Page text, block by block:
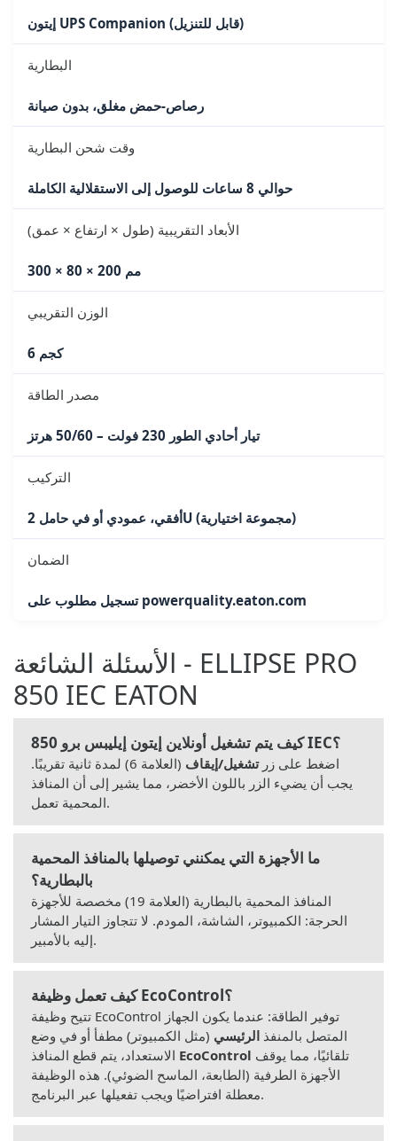
إيتون UPS Companion (قابل للتنزيل)
البطارية
رصاص-حمض مغلق، بدون صيانة
وقت شحن البطارية
حوالي 8 ساعات للوصول إلى الاستقلالية الكاملة
الأبعاد التقريبية (طول × ارتفاع × عمق)
300 × 80 × 200 مم
الوزن التقريبي
6 كجم
مصدر الطاقة
تيار أحادي الطور 230 فولت – 50/60 هرتز
التركيب
أفقي، عمودي أو في حامل 2U (مجموعة اختيارية)
الضمان
تسجيل مطلوب على powerquality.eaton.com
الأسئلة الشائعة - ELLIPSE PRO
850 IEC EATON
كيف يتم تشغيل أونلاين إيتون إيليبس برو 850 IEC؟
اضغط على زرتشغيل/إيقاف
(العلامة 6) لمدة ثانية تقريبًا.
يجب أن يضيء الزر باللون الأخضر، مما يشير إلى أن المنافذ
المحمية تعمل.
ما الأجهزة التي يمكنني توصيلها بالمنافذ المحمية
بالبطارية؟
المنافذ المحمية بالبطارية (العلامة 19) مخصصة للأجهزة
الحرجة: الكمبيوتر، الشاشة، المودم. لا تتجاوز التيار المشار
إليه بالأمبير.
كيف تعمل وظيفة EcoControl؟
تتيح وظيفة EcoControl توفير الطاقة: عندما يكون الجهاز
المتصل بالمنفذ الرئيسي (مثل الكمبيوتر) مطفأ أو في وضع
EcoControl
الأجهزة الطرفية (الطابعة، الماسح الضوئي). هذه الوظيفة
معطلة افتراضيًا ويجب تفعيلها عبر البرنامج.